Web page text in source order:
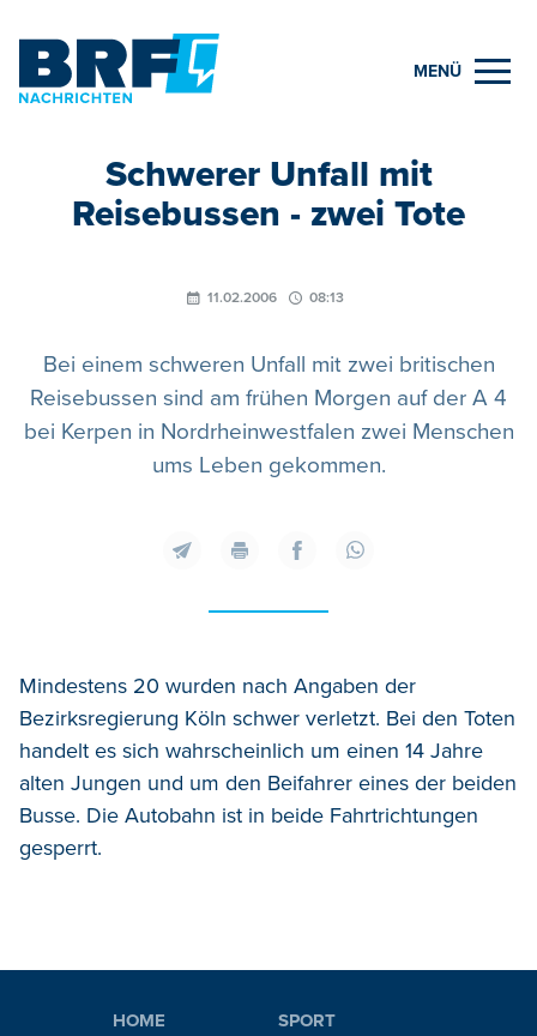
MENÜ
Schwerer Unfall mit
Reisebussen - zwei Tote
11.02.2006 08:13
Bei einem schweren Unfall mit zwei britischen
Reisebussen sind am frühen Morgen auf der A 4
bei Kerpen in Nordrheinwestfalen zwei Menschen
ums Leben gekommen.
Mindestens 20 wurden nach Angaben der
Bezirksregierung Köln schwer verletzt. Bei den Toten
handelt es sich wahrscheinlich um einen 14 Jahre
alten Jungen und um den Beifahrer eines der beiden
Busse. Die Autobahn ist in beide Fahrtrichtungen
gesperrt.
HOME
SPORT